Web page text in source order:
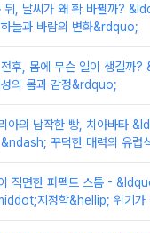
뒤, 날씨가 왜 확 바뀔까?
늘과 바람의 변화&rdquo;
후, 몸에 무슨 일이 생길까
성의 몸과 감정&rdquo;
아의 납작한 빵, 치아바타
&ndash; 꾸덕한 매력의 유럽
직면한 퍼펙트 스톰 -
지정학&hellip; 위기가